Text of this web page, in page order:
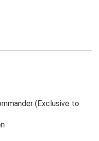
(Exclusive to